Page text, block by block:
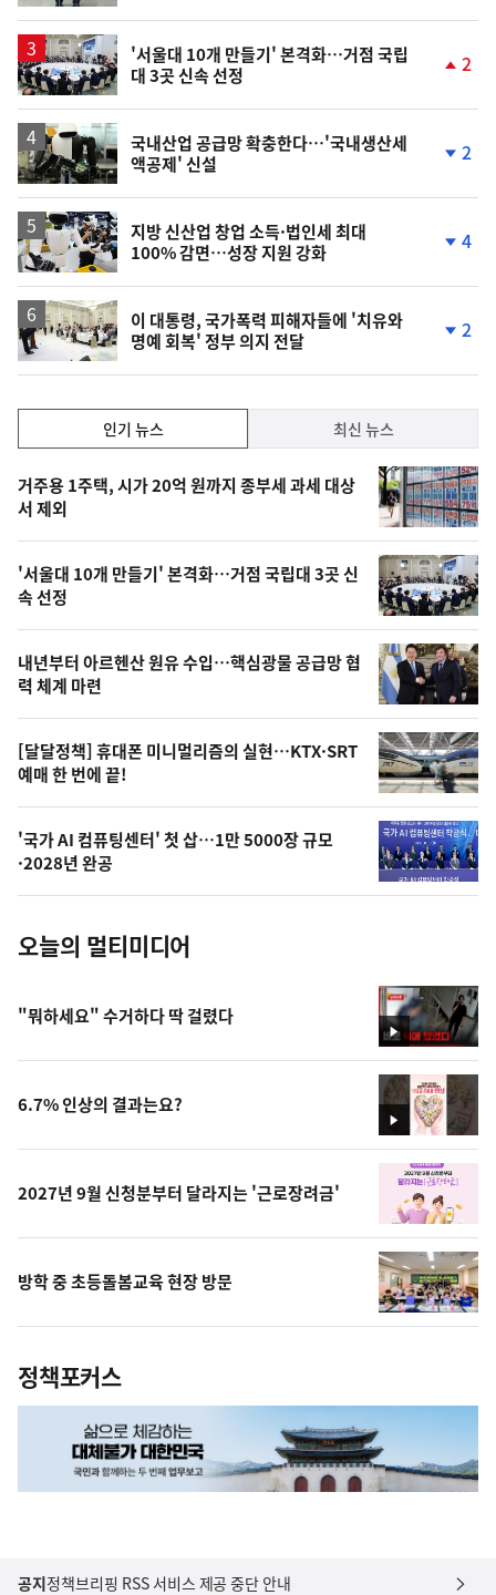
'서울대 10개 만들기' 본격화…거점 국립
대 3곳 신속 선정
2
국내산업 공급망 확충한다…'국내생산세
액공제' 신설
2
지방 신산업 창업 소득·법인세 최대
100% 감면…성장 지원 강화
4
이 대통령, 국가폭력 피해자들에 '치유와
명예 회복' 정부 의지 전달
락
2
기,
최
신,
오
늘
의
영
상
오
늘
의
사
진
인기 뉴스 최신 뉴스
기
뉴
스
거주용 1주택, 시가 20억 원까지 종부세 과세 대상
서 제외
'서울대 10개 만들기' 본격화…거점 국립대 3곳 신
속 선정
내년부터 아르헨산 원유 수입…핵심광물 공급망 협
력 체계 마련
[달달정책] 휴대폰 미니멀리즘의 실현…KTX·SRT
예매 한 번에 끝!
'국가 AI 컴퓨팅센터' 첫 삽…1만 5000장 규모
·2028년 완공
오늘의 멀티미디어
영
상
"뭐하세요" 수거하다 딱 걸렸다
영
상
6.7% 인상의 결과는요?
2027년 9월 신청분부터 달라지는 '근로장려금'
방학 중 초등돌봄교육 현장 방문
정책포커스
공지정책브리핑 RSS 서비스 제공 중단 안내